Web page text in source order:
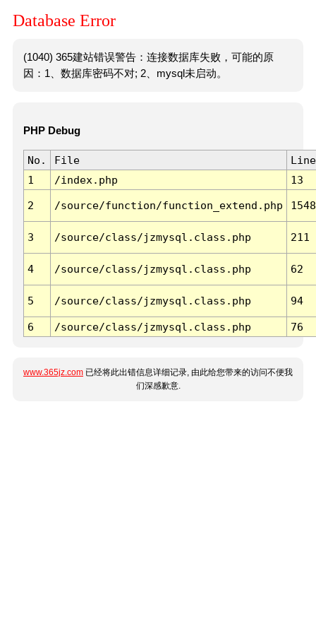
Database Error
(1040) 365建站错误警告：连接数据库失败，可能的原
因：1、数据库密码不对; 2、mysql未启动。
PHP Debug
No. File
Line
1
/index.php 13
2 /source/function/function_extend.php 1548
3 /source/class/jzmysql.class.php 211
4 /source/class/jzmysql.class.php 62
5 /source/class/jzmysql.class.php 94
6 /source/class/jzmysql.class.php 76
www.365jz.com 已经将此出错信息详细记录, 由此给您带来的访问不便我
们深感歉意.